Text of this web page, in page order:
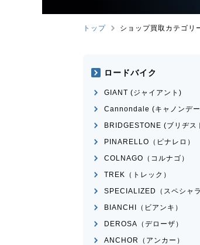
トップ ショップ買取カテゴリ
クロスバイク
CANNONDALE
LEFTY 2023年前後モ
買取価格
¥
ロードバイク
GIANT (ジャイアント)
Cannondale (キャノンデ
BRIDGESTONE (ブリヂス
PINARELLO（ピナレロ）
COLNAGO（コルナゴ）
TREK（トレック）
SPECIALIZED（スペシャラ
BIANCHI（ビアンキ）
DEROSA（デローザ）
ANCHOR（アンカー）